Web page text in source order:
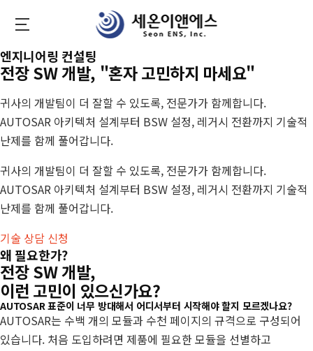
content
세
온
앤
에
스
엔지니어링 컨설팅
전장 SW 개발, "혼자 고민하지 마세요"
귀사의 개발팀이 더 잘할 수 있도록, 전문가가 함께합니다.
AUTOSAR 아키텍처 설계부터 BSW 설정, 레거시 전환까지 기술적
난제를 함께 풀어갑니다.
귀사의 개발팀이 더 잘할 수 있도록, 전문가가 함께합니다.
AUTOSAR 아키텍처 설계부터 BSW 설정, 레거시 전환까지 기술적
난제를 함께 풀어갑니다.
기술 상담 신청
왜 필요한가?
전장 SW 개발,
이런 고민이 있으신가요?
AUTOSAR 표준이 너무 방대해서 어디서부터 시작해야 할지 모르겠나요?
AUTOSAR는 수백 개의 모듈과 수천 페이지의 규격으로 구성되어
있습니다. 처음 도입하려면 제품에 필요한 모듈을 선별하고